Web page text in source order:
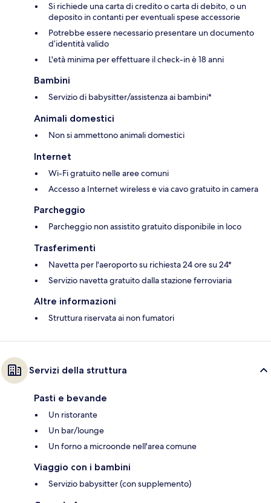
Si richiede una carta di credito o carta di debito, o un
deposito in contanti per eventuali spese accessorie
Potrebbe essere necessario presentare un documento
d’identità valido
L'età minima per effettuare il check-in è 18 anni
Bambini
Servizio di babysitter/assistenza ai bambini*
Animali domestici
Non si ammettono animali domestici
Internet
Wi-Fi gratuito nelle aree comuni
Accesso a Internet wireless e via cavo gratuito in camera
Parcheggio
Parcheggio non assistito gratuito disponibile in loco
Trasferimenti
Navetta per l'aeroporto su richiesta 24 ore su 24*
Servizio navetta gratuito dalla stazione ferroviaria
Altre informazioni
Struttura riservata ai non fumatori
Servizi della struttura
Pasti e bevande
Un ristorante
Un bar/lounge
Un forno a microonde nell'area comune
Viaggio con i bambini
Servizio babysitter (con supplemento)